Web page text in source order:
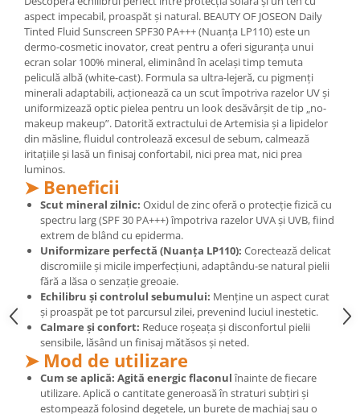
Mary & May
COSRX
BIODANCE
OOTD
Cettua
Haruharu Wonder
Medicube
ARIUL
Dr. Althea
DELLA BORN
Seleniu
Seminte de in
Silimarina
Spirulina
Ulei de cocos
Ulei de peste
Ulei MCT
Vitamina A
Vitamina B
Vitamina C
Vitamina D
Vitamina E
Vitamina K
Cătină
Chlorella
aspect impecabil, proaspăt și natural. BEAUTY OF JOSEON Daily
Tinted Fluid Sunscreen SPF30 PA+++ (Nuanța LP110) este un
dermo-cosmetic inovator, creat pentru a oferi siguranța unui
ecran solar 100% mineral, eliminând în același timp temuta
peliculă albă (white-cast). Formula sa ultra-lejeră, cu pigmenți
minerali adaptabili, acționează ca un scut împotriva razelor UV și
uniformizează optic pielea pentru un look desăvârșit de tip „no-
makeup makeup”. Datorită extractului de Artemisia și a lipidelor
din măsline, fluidul controlează excesul de sebum, calmează
iritațiile și lasă un finisaj confortabil, nici prea mat, nici prea
luminos.
➤ Beneficii
Scut mineral zilnic: Oxidul de zinc oferă o protecție fizică cu
spectru larg (SPF 30 PA+++) împotriva razelor UVA și UVB, fiind
extrem de blând cu epiderma.
Uniformizare perfectă (Nuanța LP110): Corectează delicat
discromiile și micile imperfecțiuni, adaptându-se natural pielii
fără a lăsa o senzație greoaie.
Echilibru și controlul sebumului: Menține un aspect curat
și proaspăt pe tot parcursul zilei, prevenind luciul inestetic.
Calmare și confort: Reduce roșeața și disconfortul pielii
sensibile, lăsând un finisaj mătăsos și neted.
➤ Mod de utilizare
Cum se aplică: Agită energic flaconulînainte de fiecare
utilizare. Aplică o cantitate generoasă în straturi subțiri și
estompează folosind degetele, un burete de machiaj sau o